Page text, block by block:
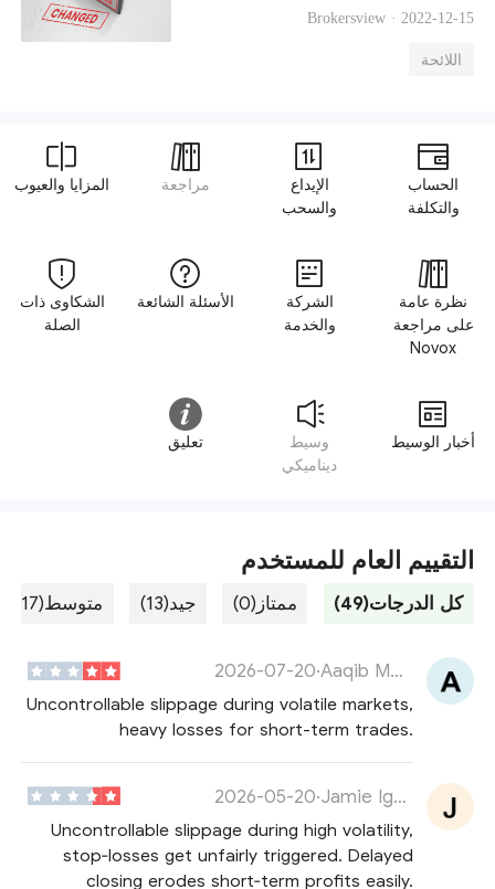
Brokersview · 2022-12-15
اللائحة
الحساب
والتكلفة
الإيداع
والسحب
مراجعة المزايا والعيوب
نظرة عامة
على مراجعة
Novox
الشركة
والخدمة
الأسئلة الشائعة
الشكاوى ذات
الصلة
أخبار الوسيط
وسيط
ديناميكي
تعليق
التقييم العام للمستخدم
كل الدرجات(49) ممتاز(0) جيد(13) متوسط(17)
Aaqib Morton
·
2026-07-20
Uncontrollable slippage during volatile markets,
heavy losses for short-term trades.
Jamie Ignatius
·
2026-05-20
Uncontrollable slippage during high volatility,
stop‑losses get unfairly triggered. Delayed
closing erodes short‑term profits easily.